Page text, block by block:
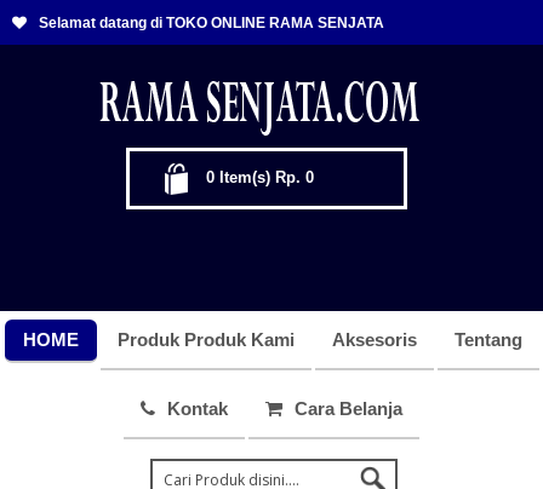
Selamat datang di TOKO ONLINE RAMA SENJATA
0 Item(s) Rp. 0
HOME Produk Produk Kami Aksesoris Tentang
Kontak Cara Belanja